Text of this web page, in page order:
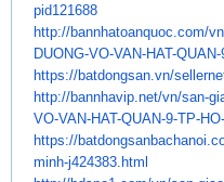
pid121688
http://bannhatoanquoc.com/
DUONG-VO-VAN-HAT-
https://batdongsan.vn/
http://bannhavip.net/vn/san-
VO-VAN-HAT-QUAN-9-TP-
https://batdongsanbachanoi.
minh-j424383.html